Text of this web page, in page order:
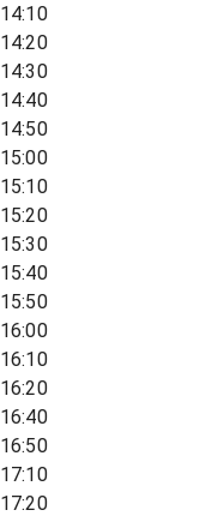
14:10
14:20
14:30
14:40
14:50
15:00
15:10
15:20
15:30
15:40
15:50
16:00
16:10
16:20
16:40
16:50
17:10
17:20